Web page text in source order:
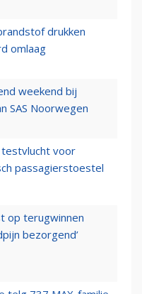
drukken
omlaag
weekend bij
SAS Noorwegen
voor
passagierstoestel
op terugwinnen
bezorgend’